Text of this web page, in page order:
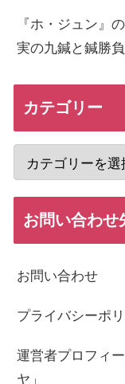
『ホ・ジュン』
実の九鍼と鍼勝
カテゴリー
お問い合わせ
お問い合わせ
プライバシーポ
運営者プロフィ
ヤ」